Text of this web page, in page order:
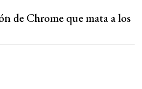
de Chrome que mata a los